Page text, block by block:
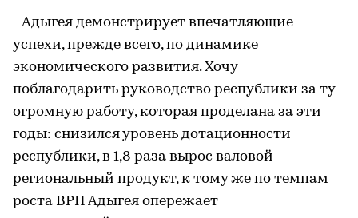
- Адыгея демонстрирует впечатляющие
успехи, прежде всего, по динамике
экономического развития. Хочу
поблагодарить руководство республики за ту
огромную работу, которая проделана за эти
годы: снизился уровень дотационности
республики, в 1,8 раза вырос валовой
региональный продукт, к тому же по темпам
роста ВРП Адыгея опережает